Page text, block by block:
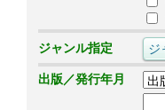
ジャンル指定
出版／発行年月